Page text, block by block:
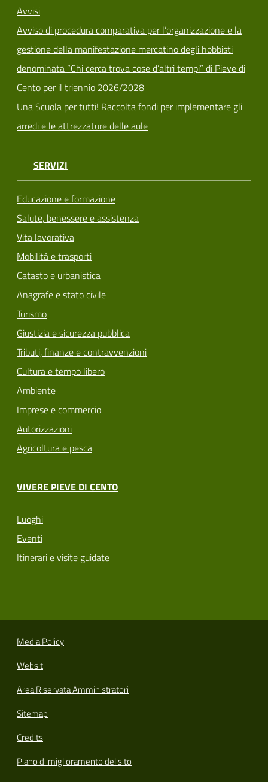
Avvisi
Avviso di procedura comparativa per l’organizzazione e la
gestione della manifestazione mercatino degli hobbisti
denominata “Chi cerca trova cose d’altri tempi” di Pieve di
Cento per il triennio 2026/2028
Una Scuola per tutti! Raccolta fondi per implementare gli
arredi e le attrezzature delle aule
SERVIZI
Educazione e formazione
Salute, benessere e assistenza
Vita lavorativa
Mobilità e trasporti
Catasto e urbanistica
Anagrafe e stato civile
Turismo
Giustizia e sicurezza pubblica
Tributi, finanze e contravvenzioni
Cultura e tempo libero
Ambiente
Imprese e commercio
Autorizzazioni
Agricoltura e pesca
VIVERE PIEVE DI CENTO
Luoghi
Eventi
Itinerari e visite guidate
Media Policy
Websit
Area Riservata Amministratori
Sitemap
Credits
Piano di miglioramento del sito